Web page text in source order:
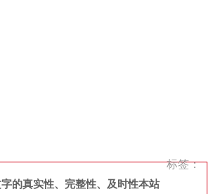
标签：
的真实性、完整性、及时性本站